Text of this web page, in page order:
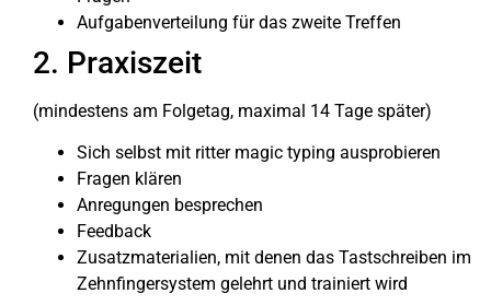
Aufgabenverteilung für das zweite Treffen
2. Praxiszeit
(mindestens am Folgetag, maximal 14 Tage später)
Sich selbst mit ritter magic typing ausprobieren
Fragen klären
Anregungen besprechen
Feedback
Zusatzmaterialien, mit denen das Tastschreiben im
Zehnfingersystem gelehrt und trainiert wird